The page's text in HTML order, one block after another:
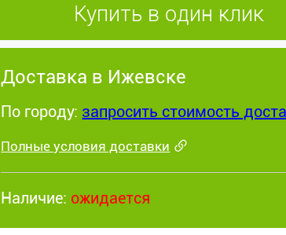
Купить в один клик
Доставка в Ижевске
По городу: запросить стоимость
Полные условия доставки
Наличие: ожидается